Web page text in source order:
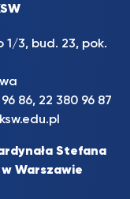
1/3, bud. 23, pok.
86, 22 380 96 87
Stefana
Warszawie